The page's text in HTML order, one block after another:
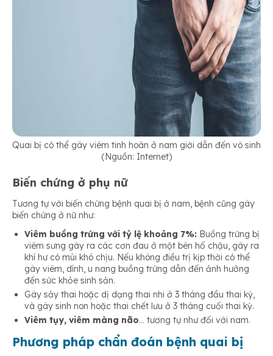
Quai bị có thể gây viêm tinh hoàn ở nam giới dẫn đến vô sinh
(Nguồn: Internet)
Biến chứng ở phụ nữ
Tương tự với biến chứng bệnh quai bị ở nam, bệnh cũng gây
biến chứng ở nữ như:
Viêm buồng trứng với tỷ lệ khoảng 7%: Buồng trứng bị
viêm sưng gây ra các cơn đau ở một bên hố chậu, gây ra
khí hư có mùi khó chịu. Nếu không điều trị kịp thời có thể
gây viêm, dính, u nang buồng trứng dẫn đến ảnh hưởng
đến sức khỏe sinh sản.
Gây sảy thai hoặc dị dạng thai nhi ở 3 tháng đầu thai kỳ,
và gây sinh non hoặc thai chết lưu ở 3 tháng cuối thai kỳ.
Viêm tụy, viêm màng não… tương tự như đối với nam.
Phương pháp chẩn đoán bệnh quai bị